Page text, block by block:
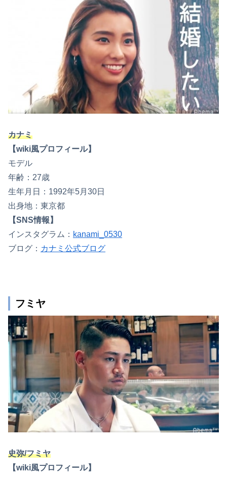
カナミ
【wiki風プロフィール】
モデル
年齢：27歳
生年月日：1992年5月30日
出身地：東京都
【SNS情報】
インスタグラム： kanami_0530
ブログ： カナミ公式ブログ
フミヤ
史弥/フミヤ
【wiki風プロフィール】